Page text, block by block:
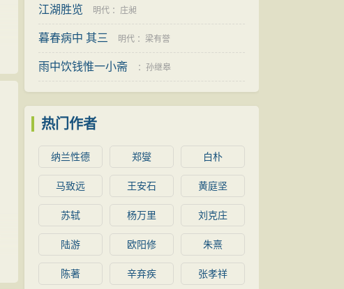
江湖胜览 明代 ： 庄昶
暮春病中 其三 明代 ： 梁有誉
雨中饮钱惟一小斋 ： 孙继皋
热门作者
纳兰性德 郑燮 白朴
马致远 王安石 黄庭坚
苏轼 杨万里 刘克庄
陆游 欧阳修 朱熹
陈著 辛弃疾 张孝祥